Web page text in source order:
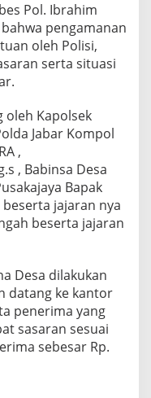
Pol. Ibrahim
pengamanan
oleh Polisi,
serta situasi
oleh Kapolsek
Jabar Kompol
,
, Babinsa Desa
Bapak
beserta jajaran nya
beserta jajaran
Desa dilakukan
datang ke kantor
penerima yang
sasaran sesuai
sebesar Rp.